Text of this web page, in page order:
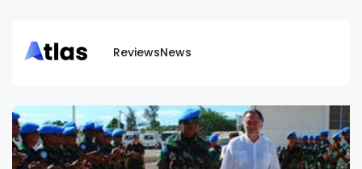
ReviewsNews